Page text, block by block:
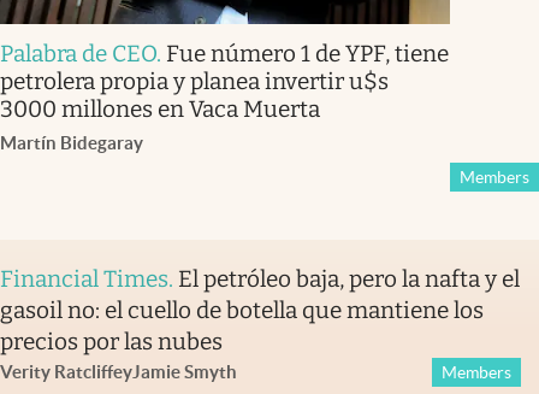
Palabra de CEO. Fue número 1 de YPF, tiene
petrolera propia y planea invertir u$s
3000 millones en Vaca Muerta
Martín Bidegaray
Members
Financial Times. El petróleo baja, pero la nafta y el
gasoil no: el cuello de botella que mantiene los
precios por las nubes
Verity RatcliffeyJamie Smyth Members